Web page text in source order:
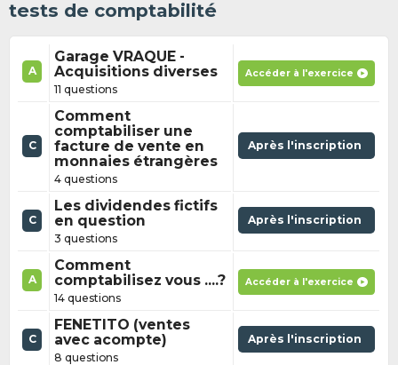
tests de comptabilité
A
Garage VRAQUE -
Acquisitions diverses
11 questions
Accéder à l'exercice
C
Comment
comptabiliser une
facture de vente en
monnaies étrangères
4 questions
Après l'inscription
C
Les dividendes fictifs
en question
3 questions
Après l'inscription
A
Comment
comptabilisez vous ....?
14 questions
Accéder à l'exercice
C
FENETITO (ventes
avec acompte)
8 questions
Après l'inscription